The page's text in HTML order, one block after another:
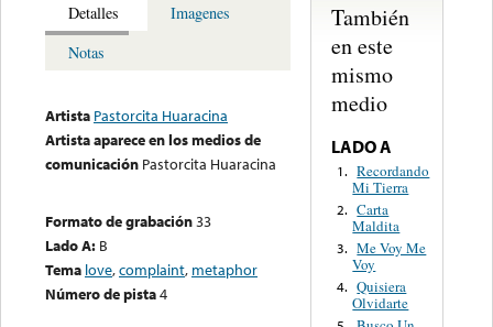
Detalles
Imagenes
Notas
Artista Pastorcita Huaracina
Artista aparece en los medios de
comunicación Pastorcita Huaracina
Formato de grabación33
Lado A: B
Tema love,complaint, metaphor
Número de pista4
También
en este
mismo
medio
LADO A
1. Recordando
Mi Tierra
2. Carta
Maldita
3. Me Voy Me
Voy
4. Quisiera
Olvidarte